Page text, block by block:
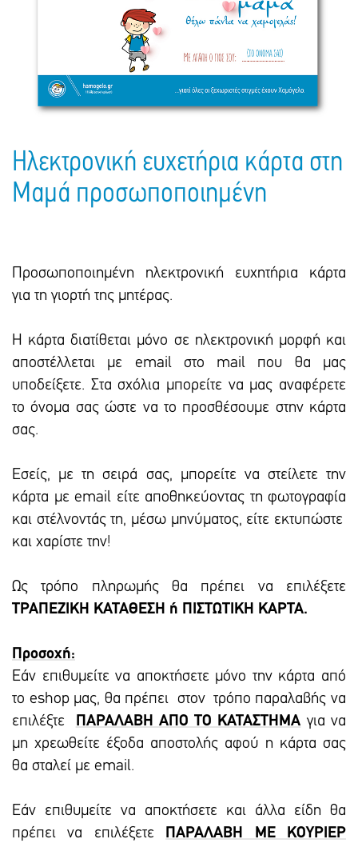
Τσάντες - Ποδιές - Ομπρέλες
Παιδικά Είδη
Ημερολόγια - Ατζέντες
Είδη Γραφείου
Τετράδια - Φάκελοι
Ηλεκτρονική ευχετήρια κάρτα στη
Μαμά προσωποποιημένη
Προσωποποιημένη ηλεκτρονική ευχητήρια κάρτα
για τη γιορτή της μητέρας.
Η κάρτα διατίθεται μόνο σε ηλεκτρονική μορφή και
αποστέλλεται με email στο mail που θα μας
υποδείξετε. Στα σχόλια μπορείτε να μας αναφέρετε
το όνομα σας ώστε να το προσθέσουμε στην κάρτα
σας.
Εσείς, με τη σειρά σας, μπορείτε να στείλετε την
κάρτα με email είτε αποθηκεύοντας τη φωτογραφία
και στέλνοντάς τη, μέσω μηνύματος, είτε εκτυπώστε
και χαρίστε την!
Ως τρόπο πληρωμής θα πρέπει να επιλέξετε
ΤΡΑΠΕΖΙΚΗ ΚΑΤΑΘΕΣΗ ή ΠΙΣΤΩΤΙΚΗ ΚΑΡΤΑ.
Προσοχή:
Εάν επιθυμείτε να αποκτήσετε μόνο την κάρτα από
το eshop μας, θα πρέπει στον τρόπο παραλαβής να
επιλέξτε ΠΑΡΑΛΑΒΗ ΑΠΟ ΤΟ ΚΑΤΑΣΤΗΜΑ για να
μη χρεωθείτε έξοδα αποστολής αφού η κάρτα σας
θα σταλεί με email.
Εάν επιθυμείτε να αποκτήσετε και άλλα είδη θα
πρέπει να επιλέξετε ΠΑΡΑΛΑΒΗ ΜΕ ΚΟΥΡΙΕΡ